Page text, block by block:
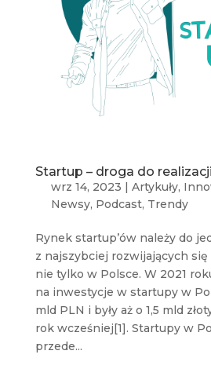
Startup – droga do
wrz 14, 2023 Artykuły,
Newsy, Podcast, Trendy
Rynek startup’ów należy do
z najszybciej rozwijających
nie tylko w Polsce. W 2021
na inwestycje w startupy w
mld PLN i były aż o 1,5 mld
rok wcześniej[1]. Startupy w
przede...